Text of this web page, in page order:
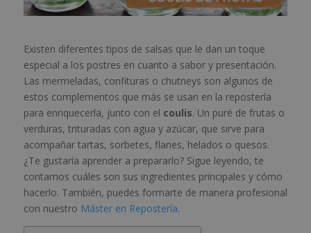
Existen diferentes tipos de salsas que le dan un toque
especial a los postres en cuanto a sabor y presentación.
Las mermeladas, confituras o chutneys son algunos de
estos complementos que más se usan en la repostería
para enriquecerla, junto con el coulis. Un puré de frutas o
verduras, trituradas con agua y azúcar, que sirve para
acompañar tartas, sorbetes, flanes, helados o quesos.
¿Te gustaría aprender a prepararlo? Sigue leyendo, te
contamos cuáles son sus ingredientes principales y cómo
hacerlo. También, puedes formarte de manera profesional
con nuestro Máster en Repostería.